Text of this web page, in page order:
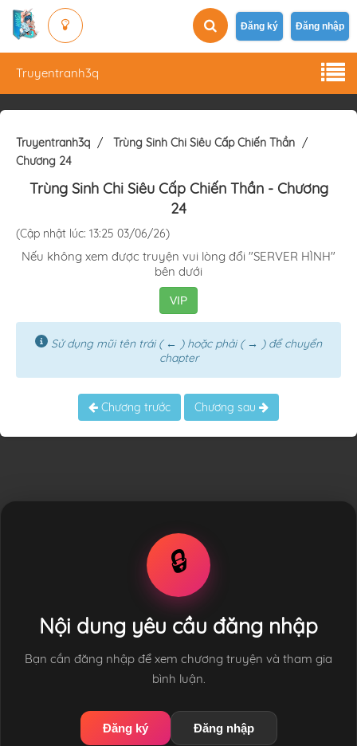
Đăng ký Đăng nhập
Truyentranh3q
Truyentranh3q
Trùng Sinh Chi Siêu Cấp Chiến Thần
Chương 24
Trùng Sinh Chi Siêu Cấp Chiến Thần- Chương
24
(Cập nhật lúc: 13:25 03/06/26)
Nếu không xem được truyện vui lòng đổi "SERVER HÌNH"
bên dưới
VIP
Sử dụng mũi tên trái ( ← ) hoặc phải ( → ) để chuyển
chapter
Chương trước Chương sau
🔒
Nội dung yêu cầu đăng nhập
Bạn cần đăng nhập để xem chương truyện và tham gia
bình luận.
Đăng ký Đăng nhập